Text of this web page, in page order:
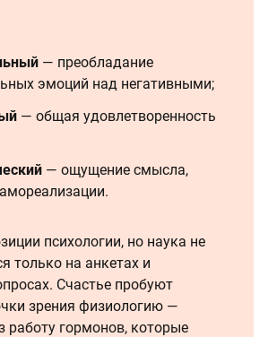
— преобладание
эмоций над негативными;
— общая удовлетворенность
— ощущение смысла,
психологии, но наука не
только на анкетах и
Счастье пробуют
зрения физиологию —
работу гормонов, которые